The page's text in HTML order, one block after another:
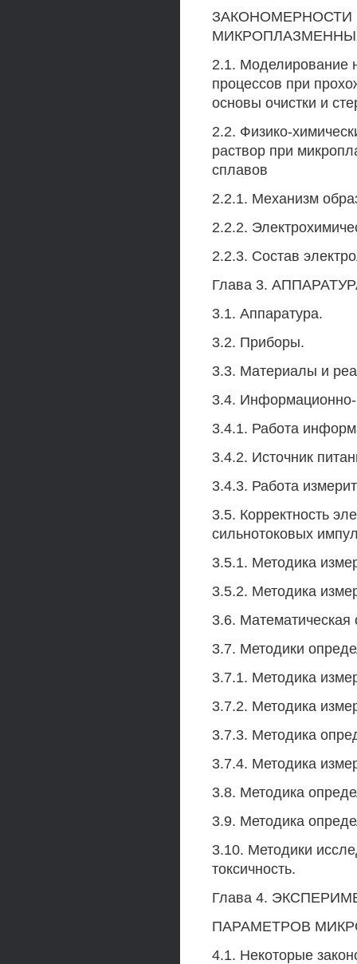
ЗАКОНОМЕРНОСТИ
2.1. Моделирование
процессов при
основы очистки и
2.2. Физико-
раствор при
сплавов
2.2.1. Механизм
2.2.2.
2.2.3. Состав
Глава 3.
3.1. Аппаратура.
3.2. Приборы.
3.3. Материалы и
3.4.
3.4.1. Работа
3.4.2. Источник
3.4.3. Работа
3.5. Корректность
сильнотоковых
3.5.1. Методика
3.5.2. Методика
3.6. Математическая
3.7. Методики
3.7.1. Методика
3.7.2. Методика
3.7.3. Методика
3.7.4. Методика
3.8. Методика
3.9. Методика
3.10. Методики
токсичность.
Глава 4.
ПАРАМЕТРОВ
4.1. Некоторые